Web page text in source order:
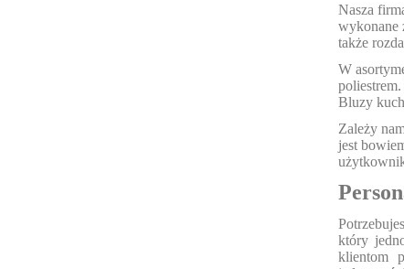
Nasza
wykonane
także
W
Bluzy
Zależy
jest
który
klientom